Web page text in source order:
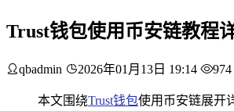
Trust钱包使用币安链教程
qbadmin 2026年01月13日 19:14 974
本文围绕Trust钱包使用币安链展开